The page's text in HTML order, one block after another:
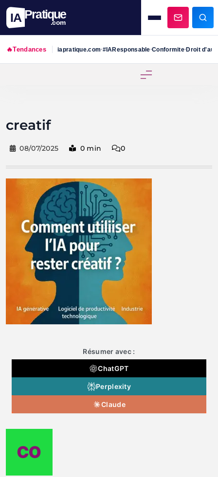
IA Pratique
.com
🔥Tendances iapratique.com•#IAResponsable•Conformite•Droit
creatif
08/07/2025 0 min 0
Résumer avec :
ChatGPT
Perplexity
Claude